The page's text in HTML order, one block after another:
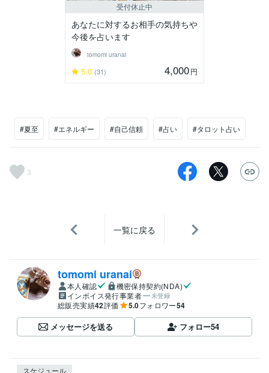
受付休止中
あなたに対するお相手の気持ちや
今後を占います
tomomi uranai
5.0 (31) 4,000円
#夏至 #エネルギー #自己信頼 #占い #タロット占い
3
一覧に戻る
tomomi uranai
本人確認
機密保持契約(NDA)
インボイス発行事業者
未登録
総販売実績42評価 5.0フォロワー54
メッセージを送る フォロー54
スケジュール